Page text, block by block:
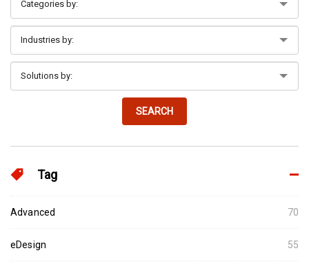
SEARCH
Tag
Advanced 70
eDesign 55